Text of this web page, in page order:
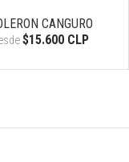
CANGURO
$15.600 CLP